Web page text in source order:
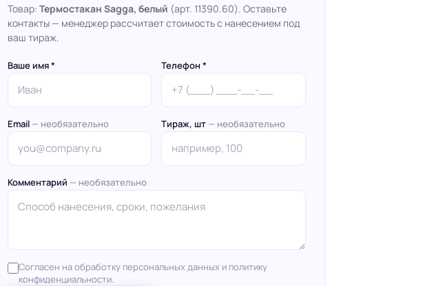
Товар: Термостакан Sagga, белый (арт. 11390.60). Оставьте
контакты — менеджер рассчитает стоимость с нанесением под
ваш тираж.
Ваше имя * Телефон *
Email — необязательно Тираж, шт — необязательно
Комментарий — необязательно
Согласен на обработку персональных данных и политику
конфиденциальности.